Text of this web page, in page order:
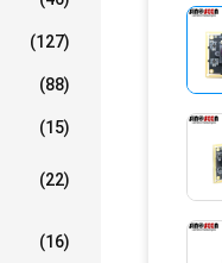
(127)
(88)
(15)
(22)
(16)